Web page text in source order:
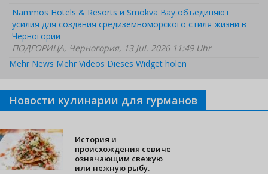
Nammos Hotels & Resorts и Smokva Bay объединяют
усилия для создания средиземноморского стиля жизни в
Черногории
ПОДГОРИЦА, Черногория, 13 Jul. 2026 11:49 Uhr
Mehr News Mehr Videos Dieses Widget holen
Новости кулинарии для гурманов
История и
происхождения севиче
означающим свежую
или нежную рыбу.